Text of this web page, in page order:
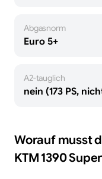
Abgasnorm
Euro 5+
A2-tauglich
nein (173 PS,
Worauf musst
KTM1390